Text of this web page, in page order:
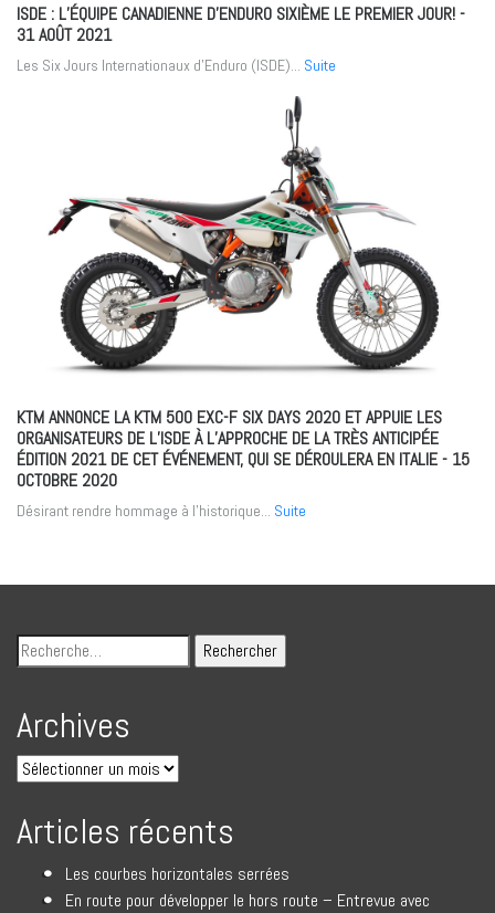
ISDE : L’ÉQUIPE CANADIENNE D’ENDURO SIXIÈME LE PREMIER JOUR!-
31 AOÛT 2021
Les Six Jours Internationaux d’Enduro (ISDE)... Suite
KTM ANNONCE LA KTM 500 EXC-F SIX DAYS 2020 ET APPUIE LES
ORGANISATEURS DE L’ISDE À L’APPROCHE DE LA TRÈS ANTICIPÉE
ÉDITION 2021 DE CET ÉVÉNEMENT, QUI SE DÉROULERA EN ITALIE- 15
OCTOBRE 2020
Désirant rendre hommage à l’historique... Suite
Archives
Articles récents
Les courbes horizontales serrées
En route pour développer le hors route – Entrevue avec